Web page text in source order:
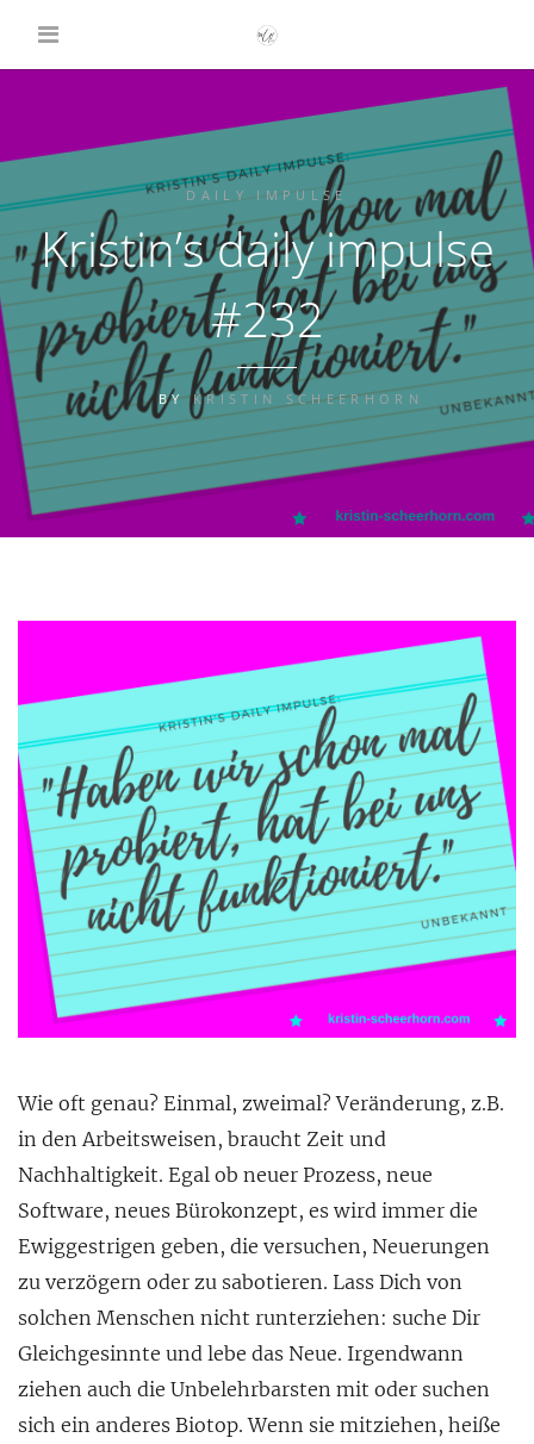
DAILY IMPULSE
Kristin’s daily impulse
#232
BYKRISTIN SCHEERHORN
Wie oft genau? Einmal, zweimal? Veränderung, z.B.
in den Arbeitsweisen, braucht Zeit und
Nachhaltigkeit. Egal ob neuer Prozess, neue
Software, neues Bürokonzept, es wird immer die
Ewiggestrigen geben, die versuchen, Neuerungen
zu verzögern oder zu sabotieren. Lass Dich von
solchen Menschen nicht runterziehen: suche Dir
Gleichgesinnte und lebe das Neue. Irgendwann
ziehen auch die Unbelehrbarsten mit oder suchen
sich ein anderes Biotop. Wenn sie mitziehen, heiße